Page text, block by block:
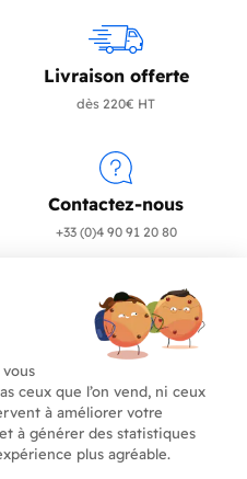
Livraison offerte
dès 220€ HT
Contactez-nous
+33 (0)4 90 91 20 80